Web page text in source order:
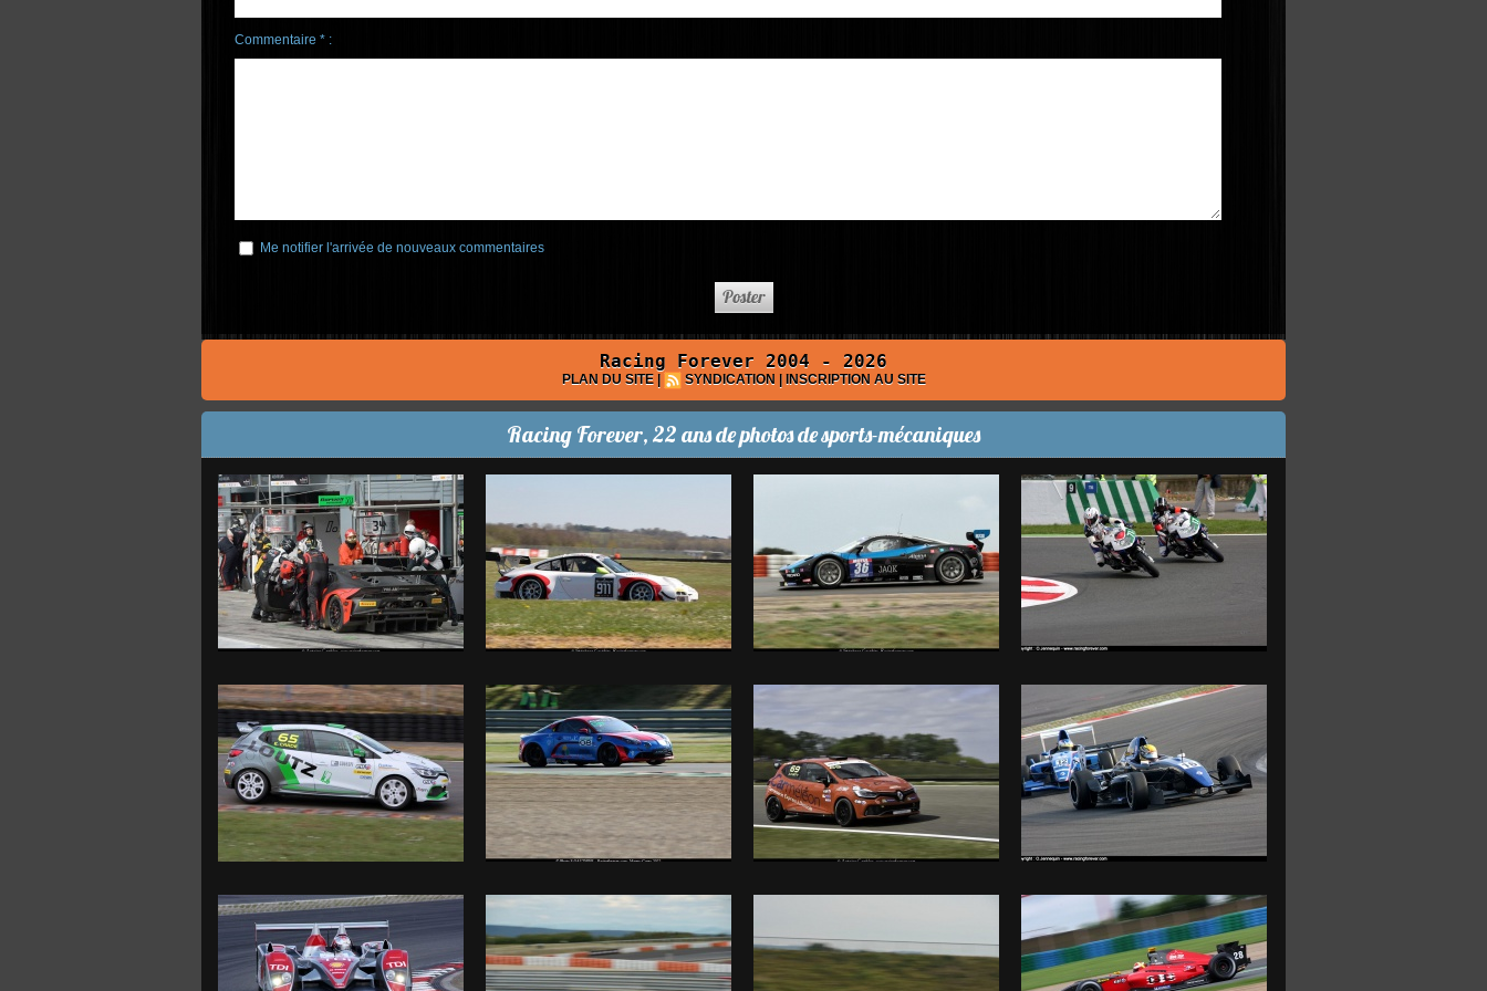
Commentaire * :
Me notifier l'arrivée de nouveaux commentaires
Racing Forever 2004 - 2026
PLAN DU SITE | SYNDICATION | INSCRIPTION AU SITE
Racing Forever, 22 ans de photos de sports-mécaniques